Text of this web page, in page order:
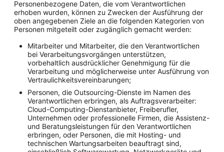
Personenbezogene Daten, die vom Verantwortlichen
erhoben wurden, können zu Zwecken der Ausführung der
oben angegebenen Ziele an die folgenden Kategorien von
Personen mitgeteilt oder zugänglich gemacht werden:
Mitarbeiter und Mitarbeiter, die den Verantwortlichen
bei Verarbeitungsvorgängen unterstützen,
vorbehaltlich ausdrücklicher Genehmigung für die
Verarbeitung und möglicherweise unter Ausführung von
Vertraulichkeitsvereinbarungen;
Personen, die Outsourcing-Dienste im Namen des
Verantwortlichen erbringen, als Auftragsverarbeiter:
Cloud-Computing-Dienstanbieter, Freiberufler,
Unternehmen oder professionelle Firmen, die Assistenz-
und Beratungsleistungen für den Verantwortlichen
erbringen, oder Personen, die mit Hosting- und
technischen Wartungsarbeiten beauftragt sind,